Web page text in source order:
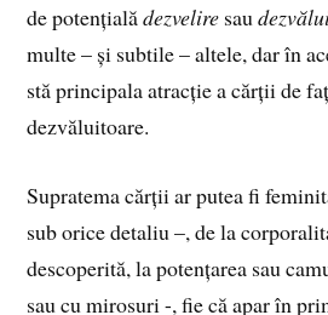
de potențialădezvelire sau
multe – și subtile – altele, dar în
stă principala atracție a cărții de
dezvăluitoare.
Supratema cărții ar putea fi
sub orice detaliu –, de la
descoperită, la potențarea sau
sau cu mirosuri -, fie că apar în